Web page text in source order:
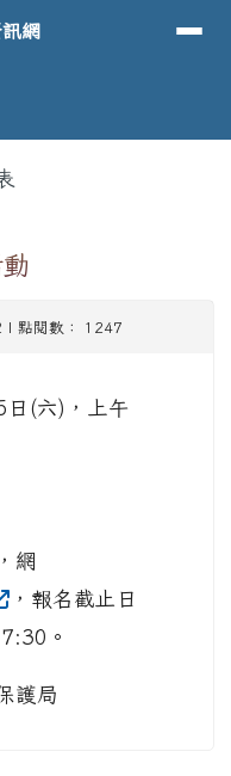
學校全球資
網
| 點閱數： 1247
(六)，上午
網
，報名截止日
。
護局